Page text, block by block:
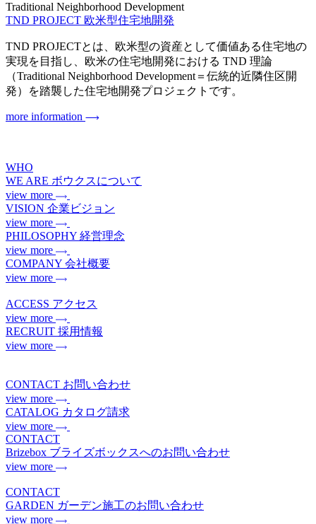
Traditional Neighborhood Development
TND PROJECT 欧米型住宅地開発
TND PROJECTとは、欧米型の資産として価値ある住宅地の
実現を目指し、欧米の住宅地開発における TND 理論
（Traditional Neighborhood Development＝伝統的近隣住区開
発）を踏襲した住宅地開発プロジェクトです。
more information
WHO
WE ARE ボウクスについて
view more
VISION 企業ビジョン
view more
PHILOSOPHY 経営理念
view more
COMPANY 会社概要
view more
ACCESS アクセス
view more
RECRUIT 採用情報
view more
CONTACT お問い合わせ
view more
CATALOG カタログ請求
view more
CONTACT
Brizebox ブライズボックスへのお問い合わせ
view more
CONTACT
GARDEN ガーデン施工のお問い合わせ
view more